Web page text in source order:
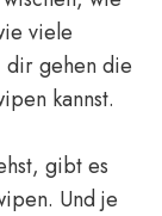
viele
dir gehen die
kannst.
gibt es
Und je